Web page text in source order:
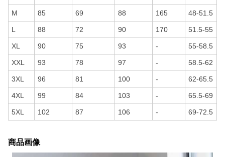
M 85 69 88 165 48-51.5
L 88 72 90 170 51.5-55
XL 90 75 93 - 55-58.5
XXL 93 78 97 - 58.5-62
3XL 96 81 100 - 62-65.5
4XL 99 84 103 - 65.5-69
5XL 102 87 106 - 69-72.5
商品画像